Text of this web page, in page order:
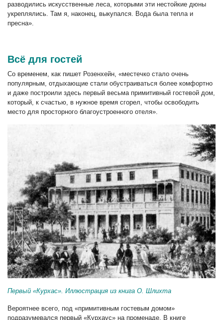
разводились искусственные леса, которыми эти нестойкие дюны
укреплялись. Там я, наконец, выкупался. Вода была тепла и
пресна».
Всё для гостей
Со временем, как пишет Розенхейн, «местечко стало очень
популярным, отдыхающие стали обустраиваться более комфортно
и даже построили здесь первый весьма примитивный гостевой дом,
который, к счастью, в нужное время сгорел, чтобы освободить
место для просторного благоустроенного отеля».
Первый «Курхас». Иллюстрация из книга О. Шлихта
Вероятнее всего, под «примитивным гостевым домом»
подразумевался первый «Курхаус» на променаде. В книге